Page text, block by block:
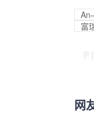
富
网